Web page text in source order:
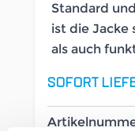
Standard
ist die
als auch
SOFORT